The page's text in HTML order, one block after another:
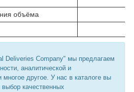
объёма
Deliveries Company" мы предлагаем
аналитической и
другое. У нас в каталоге вы
качественных